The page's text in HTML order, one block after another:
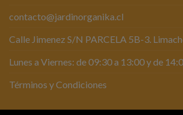
contacto@jardinorganika.cl
Calle Jimenez S/N PARCELA 5B-3.
Lunes a Viernes: de 09:30 a 13:00 y de
Términos y Condiciones